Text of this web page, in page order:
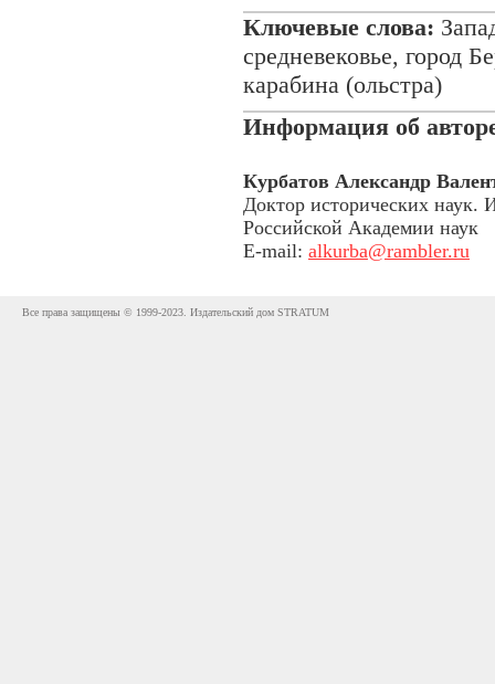
Ключевые слова:
средневековье, город
карабина (ольстра)
Информация об
Курбатов Александр
Доктор исторических наук.
Российской Академии наук
E-mail: alkurba@rambler.ru
Все права защищены © 1999-2023. Издательский дом STRATUM